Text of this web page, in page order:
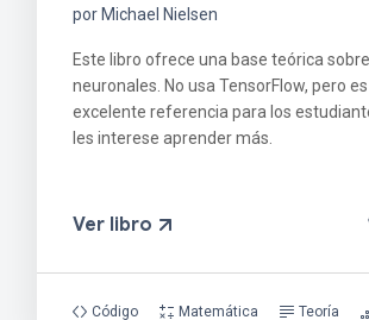
por Michael Nielsen
Este libro ofrece una base teórica
neuronales. No usa TensorFlow, pero
excelente referencia para los
les interese aprender más.
Ver libro
Código Matemática Teoría